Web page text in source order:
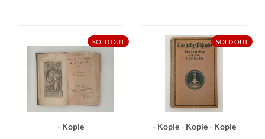
SOLD OUT
- Kopie
SOLD OUT
- Kopie - Kopie - Kopie